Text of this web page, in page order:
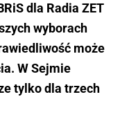
dla Radia ZET
wyborach
może
W Sejmie
tylko dla trzech